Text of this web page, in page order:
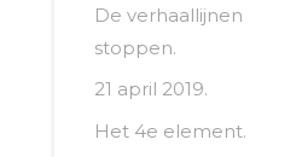
De verhaallijnen
stoppen.
21 april 2019.
Het 4e element.